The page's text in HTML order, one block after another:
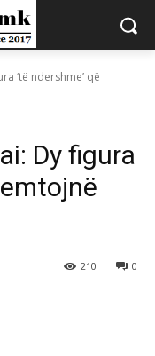
‘të ndershme’ që
Dy figura
0
210